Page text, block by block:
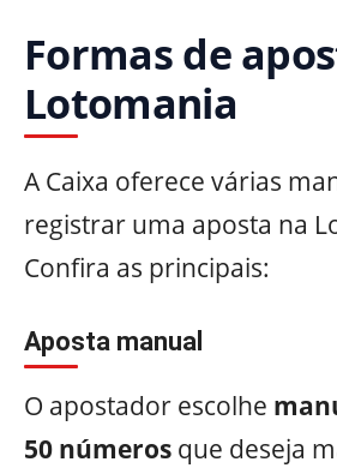
Formas de
Lotomania
A Caixa oferece várias
registrar uma aposta na
Confira as principais:
Aposta manual
O apostador escolhe
50 números que deseja